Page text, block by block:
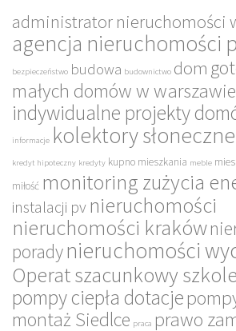
administrator nieruchomości
agencja nieruchomości
bezpieczeństwo budowa budownictwo dom
małych domów w warszawie
indywidualne projekty
informacje kolektory
kredyt hipoteczny kredyty kupno mieszkania meble
miłość monitoring zużycia
instalacji pv nieruchomości
nieruchomości kraków
poradynieruchomości
Operat szacunkowy
pompy ciepła dotacje
montaż Siedlce praca prawo